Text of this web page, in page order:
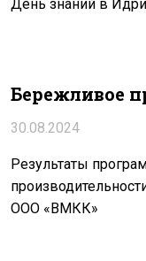
День знаний в
Бережливое
30.08.2024
Результаты
ООО «ВМКК»